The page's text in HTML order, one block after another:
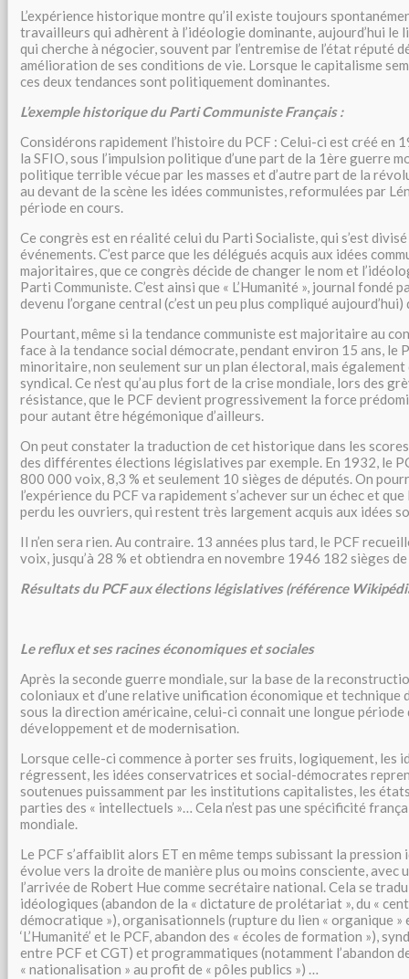
L’expérience historique montre qu’il existe toujours
travailleurs qui adhèrent à l’idéologie dominante, aujourd’hui le
qui cherche à négocier, souvent par l’entremise de l’état réputé
amélioration de ses conditions de vie. Lorsque le capitalisme
ces deux tendances sont politiquement dominantes.
L’exemple historique du Parti Communiste Français :
Considérons rapidement l’histoire du PCF : Celui-ci est créé en
la SFIO, sous l’impulsion politique d’une part de la 1ère guerre
politique terrible vécue par les masses et d’autre part de la
au devant de la scène les idées communistes, reformulées par
période en cours.
Ce congrès est en réalité celui du Parti Socialiste, qui s’est
événements. C’est parce que les délégués acquis aux idées
majoritaires, que ce congrès décide de changer le nom et
Parti Communiste. C’est ainsi que « L’Humanité », journal fondé
devenu l’organe central (c’est un peu plus compliqué aujourd’hui)
Pourtant, même si la tendance communiste est majoritaire au
face à la tendance social démocrate, pendant environ 15 ans, le
minoritaire, non seulement sur un plan électoral, mais également
syndical. Ce n’est qu’au plus fort de la crise mondiale, lors des
résistance, que le PCF devient progressivement la force
pour autant être hégémonique d’ailleurs.
On peut constater la traduction de cet historique dans les
des différentes élections législatives par exemple. En 1932, le
800 000 voix, 8,3 % et seulement 10 sièges de députés. On
l’expérience du PCF va rapidement s’achever sur un échec et
perdu les ouvriers, qui restent très largement acquis aux idées
Il n’en sera rien. Au contraire. 13 années plus tard, le PCF
voix, jusqu’à 28 % et obtiendra en novembre 1946 182 sièges
Résultats du PCF aux élections législatives (référence
Le reflux et ses racines économiques et sociales
Après la seconde guerre mondiale, sur la base de la
coloniaux et d’une relative unification économique et technique
sous la direction américaine, celui-ci connait une longue période
développement et de modernisation.
Lorsque celle-ci commence à porter ses fruits, logiquement, les
régressent, les idées conservatrices et social-démocrates
soutenues puissamment par les institutions capitalistes, les
parties des « intellectuels »… Cela n’est pas une spécificité
mondiale.
Le PCF s’affaiblit alors ET en même temps subissant la
évolue vers la droite de manière plus ou moins consciente, avec
l’arrivée de Robert Hue comme secrétaire national. Cela se
idéologiques (abandon de la « dictature de prolétariat », du «
démocratique »), organisationnels (rupture du lien « organique
‘L’Humanité’ et le PCF, abandon des « écoles de formation »),
entre PCF et CGT) et programmatiques (notamment l’abandon
« nationalisation » au profit de « pôles publics ») …